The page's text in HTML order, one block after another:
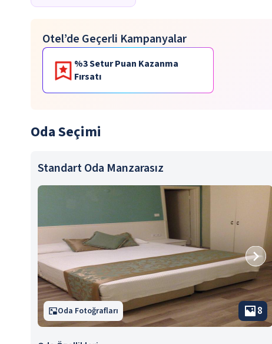
Otel’de Geçerli Kampanyalar
%3 Setur Puan Kazanma
Fırsatı
Oda Seçimi
Standart Oda Manzarasız
Oda Fotoğrafları 8